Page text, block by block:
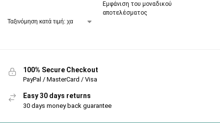
Εμφάνιση του μοναδικού
αποτελέσματος
100% Secure Checkout
PayPal / MasterCard / Visa
Easy 30 days returns
30 days money back guarantee